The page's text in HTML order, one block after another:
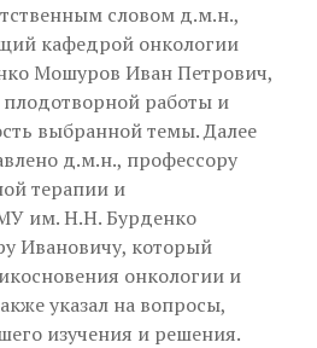
словом д.м.н.,
кафедрой онкологии
Мошуров Иван Петрович,
работы и
выбранной темы. Далее
д.м.н., профессору
терапии и
им. Н.Н. Бурденко
Ивановичу, который
онкологии и
указал на вопросы,
изучения и решения.